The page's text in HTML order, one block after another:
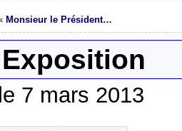
Monsieur le Président…
Exposition
le 7 mars 2013